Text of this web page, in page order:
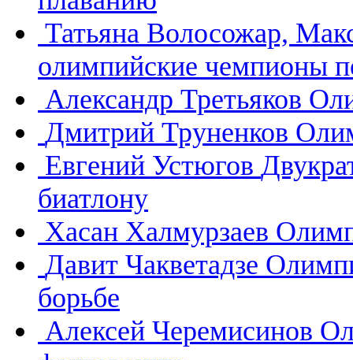
Татьяна Волосожар,
олимпийские чемпионы
Александр Третьяков
Дмитрий Труненков
Евгений Устюгов
биатлону
Хасан Халмурзаев
Давит Чакветадзе
борьбе
Алексей Черемисинов